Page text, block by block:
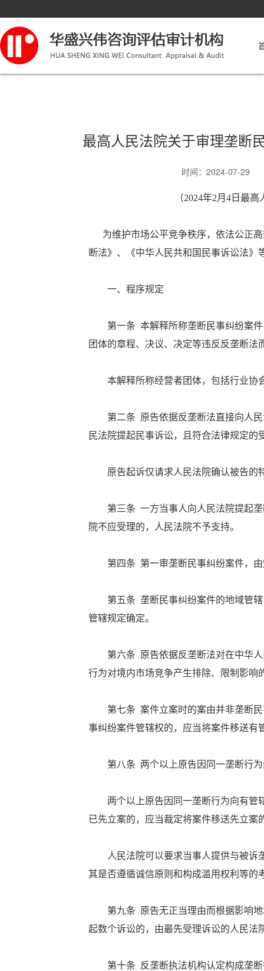
最高人民法院关于审理垄断
时间：2024-07-29
（2024年2月4日最
为维护市场公平竞争秩序，依法公正高
断法》、《中华人民共和国民事诉讼法》
一、程序规定
第一条 本解释所称垄断民事纠纷案件
团体的章程、决议、决定等违反反垄断
本解释所称经营者团体，包括行业协
第二条 原告依据反垄断法直接向人民
民法院提起民事诉讼，且符合法律规定的
原告起诉仅请求人民法院确认被告的
第三条 一方当事人向人民法院提起垄
院不应受理的，人民法院不予支持。
第四条 第一审垄断民事纠纷案件，由
第五条 垄断民事纠纷案件的地域管辖
管辖规定确定。
第六条 原告依据反垄断法对在中华人
行为对境内市场竞争产生排除、限制影响
第七条 案件立案时的案由并非垄断民
事纠纷案件管辖权的，应当将案件移送有
第八条 两个以上原告因同一垄断行为
两个以上原告因同一垄断行为向有管辖
已先立案的，应当裁定将案件移送先立
人民法院可以要求当事人提供与被诉垄
其是否遵循诚信原则和构成滥用权利等的
第九条 原告无正当理由而根据影响地
起数个诉讼的，由最先受理诉讼的人民法
第十条 反垄断执法机构认定构成垄断